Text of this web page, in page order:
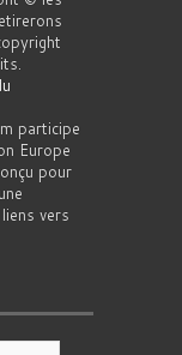
participe
Europe
pour
vers